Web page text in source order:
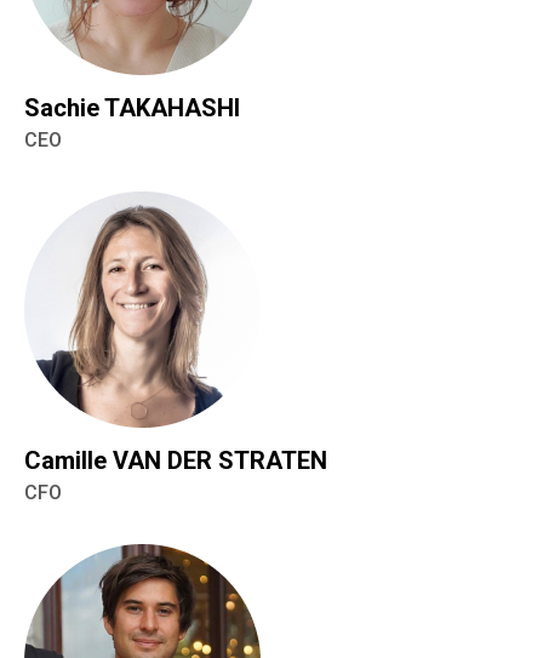
Sachie TAKAHASHI
CEO
Camille VAN DER STRATEN
CFO